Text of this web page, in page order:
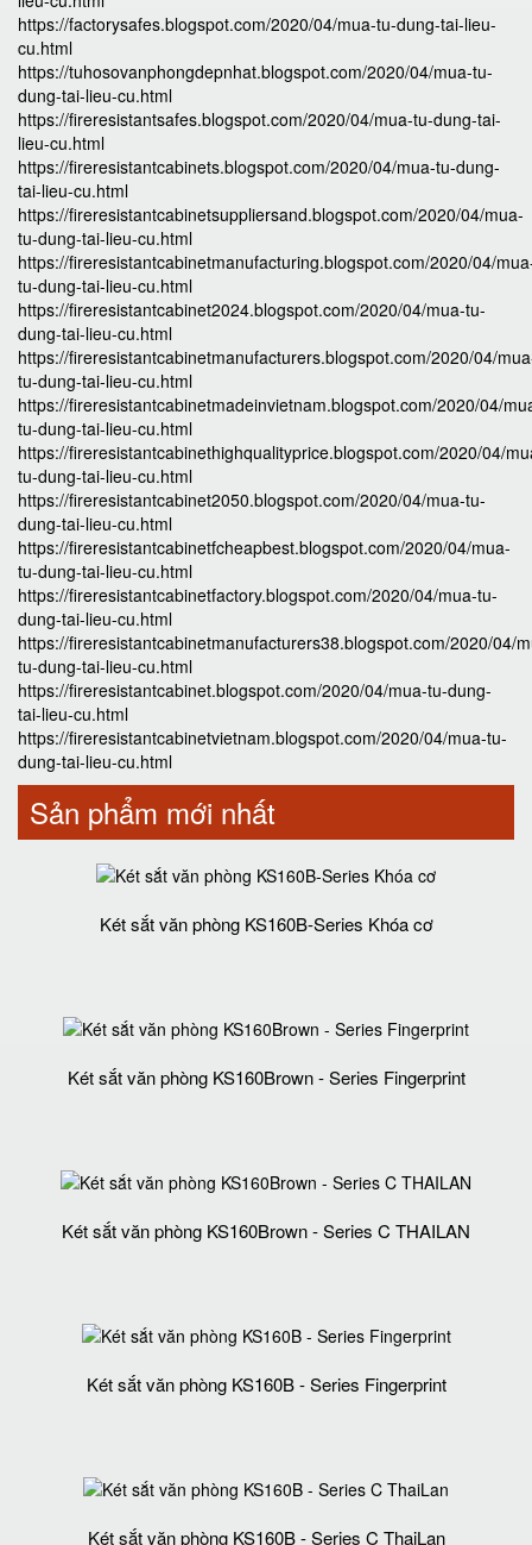
https://factorysafes.blogspot.com/2020/04/mua-tu-dung-tai-lieu-
cu.html
https://tuhosovanphongdepnhat.blogspot.com/2020/04/mua-tu-
dung-tai-lieu-cu.html
https://fireresistantsafes.blogspot.com/2020/04/mua-tu-dung-tai-
lieu-cu.html
https://fireresistantcabinets.blogspot.com/2020/04/mua-tu-dung-
tai-lieu-cu.html
https://fireresistantcabinetsuppliersand.blogspot.com/2020/04/mua-
tu-dung-tai-lieu-cu.html
https://fireresistantcabinetmanufacturing.blogspot.com/2020/04/
tu-dung-tai-lieu-cu.html
https://fireresistantcabinet2024.blogspot.com/2020/04/mua-tu-
dung-tai-lieu-cu.html
https://fireresistantcabinetmanufacturers.blogspot.com/2020/04/
tu-dung-tai-lieu-cu.html
https://fireresistantcabinetmadeinvietnam.blogspot.com/2020/04/
tu-dung-tai-lieu-cu.html
https://fireresistantcabinethighqualityprice.blogspot.com/2020/04/
tu-dung-tai-lieu-cu.html
https://fireresistantcabinet2050.blogspot.com/2020/04/mua-tu-
dung-tai-lieu-cu.html
https://fireresistantcabinetfcheapbest.blogspot.com/2020/04/mua-
tu-dung-tai-lieu-cu.html
https://fireresistantcabinetfactory.blogspot.com/2020/04/mua-tu-
dung-tai-lieu-cu.html
https://fireresistantcabinetmanufacturers38.blogspot.com/2020/04/
tu-dung-tai-lieu-cu.html
https://fireresistantcabinet.blogspot.com/2020/04/mua-tu-dung-
tai-lieu-cu.html
https://fireresistantcabinetvietnam.blogspot.com/2020/04/mua-tu-
dung-tai-lieu-cu.html
Sản phẩm mới nhất
Két sắt văn phòng KS160B-Series Khóa cơ
Két sắt văn phòng KS160Brown - Series Fingerprint
Két sắt văn phòng KS160Brown - Series C THAILAN
Két sắt văn phòng KS160B - Series Fingerprint
Két sắt văn phòng KS160B - Series C ThaiLan